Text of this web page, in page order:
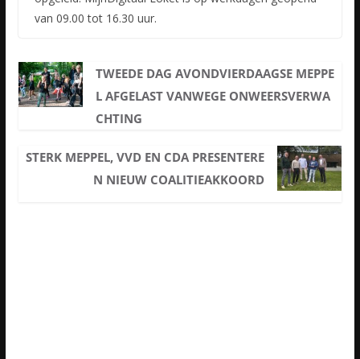
van 09.00 tot 16.30 uur.
TWEEDE DAG AVONDVIERDAAGSE MEPPE
L AFGELAST VANWEGE ONWEERSVERWA
CHTING
STERK MEPPEL, VVD EN CDA PRESENTERE
N NIEUW COALITIEAKKOORD